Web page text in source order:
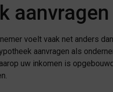
voelt vaak net anders
aanvragen als
uw inkomen is